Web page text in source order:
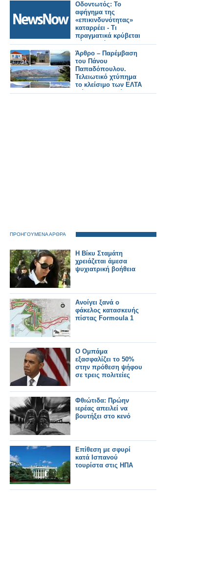
Οδοντωτός: Το
αφήγημα της
«επικινδυνότητας»
καταρρέει - Τι
πραγματικά κρύβεται
πίσω από το
κλείσιμο.
Άρθρο – Παρέμβαση
του Πάνου
Παπαδόπουλου.
Τελειωτικό χτύπημα
το κλείσιμο των ΕΛΤΑ
Μύτικα! Χερσαία
ΠΡΟΗΓΟΥΜΕΝΑ ΑΡΘΡΑ
Η Βίκυ Σταμάτη
χρειάζεται άμεσα
ψυχιατρική βοήθεια
Ανοίγει ξανά ο
φάκελος κατασκευής
πίστας Formoula 1
Ο Ομπάμα
εξασφαλίζει το 50%
στην πρόθεση ψήφου
σε τρεις πολιτείες
Φθιώτιδα: Πρώην
ιερέας απειλεί να
βουτήξει στο κενό
Επίθεση με σφυρί
κατά Ισπανού
τουρίστα στις ΗΠΑ